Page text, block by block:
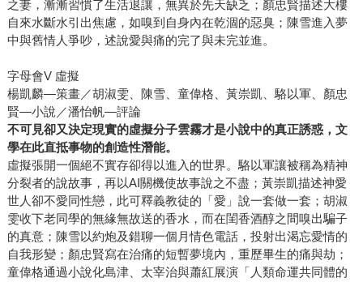
之妻，漸漸習慣了生活退讓，無異於先天缺乏；顏忠賢描述大樓
自來水斷水引出焦慮，如嗅到自身內在乾涸的惡臭；陳雪進入夢
中與舊情人爭吵，述說愛與痛的完了與未完並進。
字母會V 虛擬
楊凱麟—策畫／胡淑雯、陳雪、童偉格、黃崇凱、駱以軍、顏忠
賢—小說／潘怡帆—評論
不可見卻又決定現實的虛擬分子雲霧才是小說中的真正誘惑，文
學在此直抵事物的創造性潛能。
虛擬張開一個絕不實存卻得以進入的世界。駱以軍讓被稱為精神
分裂者的說故事，再以AI關機使故事說之不盡；黃崇凱描述神愛
世人卻不愛同性戀，此可釋義教徒的「愛」說一套做一套；胡淑
雯收下老同學的無緣無故送的香水，而在閨香酒醇之間嗅出騙子
的真意；陳雪以約炮及錯聊一個月情色電話，投射出渴忘愛情的
自我形變；顏忠賢寫在治痛的短暫夢境內，重歷畢生的痛與劫；
童偉格通過小說化島津、太宰治與蕭紅展演「人類命運共同體的